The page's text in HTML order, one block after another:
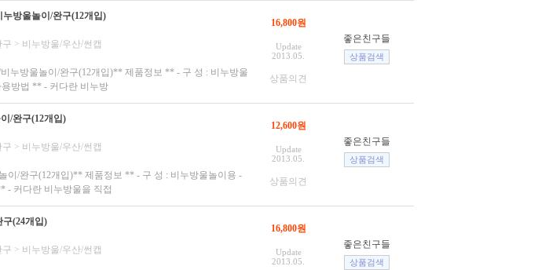
방울놀이/완구(12개입)
구 > 비누방울/우산/썬캡
누방울놀이/완구(12개입)** 제품정보 ** - 구 성 : 비누방울
방법 ** - 커다란 비누방
16,800원
Update
2013.05.
상품의견
좋은친구들
/완구(12개입)
구 > 비누방울/우산/썬캡
이/완구(12개입)** 제품정보 ** - 구 성 : 비누방울놀이용 -
- 커다란 비누방울을 직접
12,600원
Update
2013.05.
상품의견
좋은친구들
구(24개입)
구 > 비누방울/우산/썬캡
16,800원
Update
2013.05.
좋은친구들